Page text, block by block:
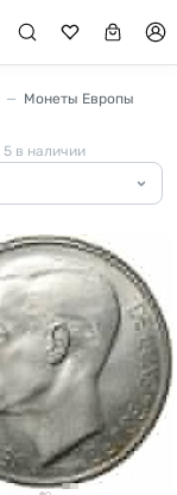
Монеты Европы
5в наличии